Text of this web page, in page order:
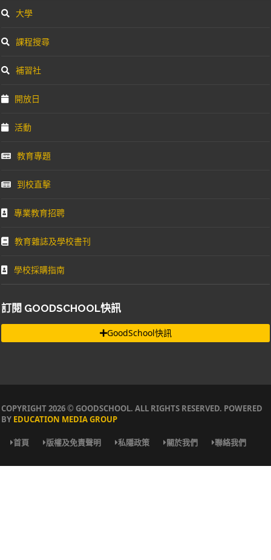
大學
課程搜尋
補習社
開放日
活動
教育專題
到校直擊
專業教育招聘
教育雜誌及學校書刊
學校採購指南
訂閱 GOODSCHOOL快訊
GoodSchool快訊
COPYRIGHT 2026 © GOODSCHOOL. ALL RIGHTS RESERVED. POWERED
BY EDUCATION MEDIA GROUP
首頁 版權及免責聲明 私隱政策 關於我們 聯絡我們